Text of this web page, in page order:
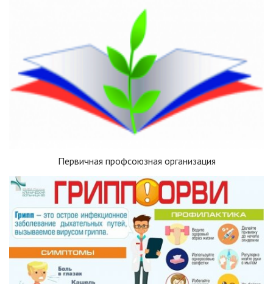
Первичная профсоюзная организация